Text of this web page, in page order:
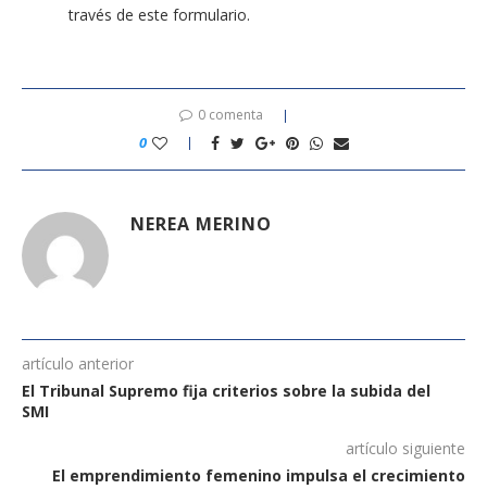
través de este formulario.
0 comenta
0
NEREA MERINO
artículo anterior
El Tribunal Supremo fija criterios sobre la subida del
SMI
artículo siguiente
El emprendimiento femenino impulsa el crecimiento